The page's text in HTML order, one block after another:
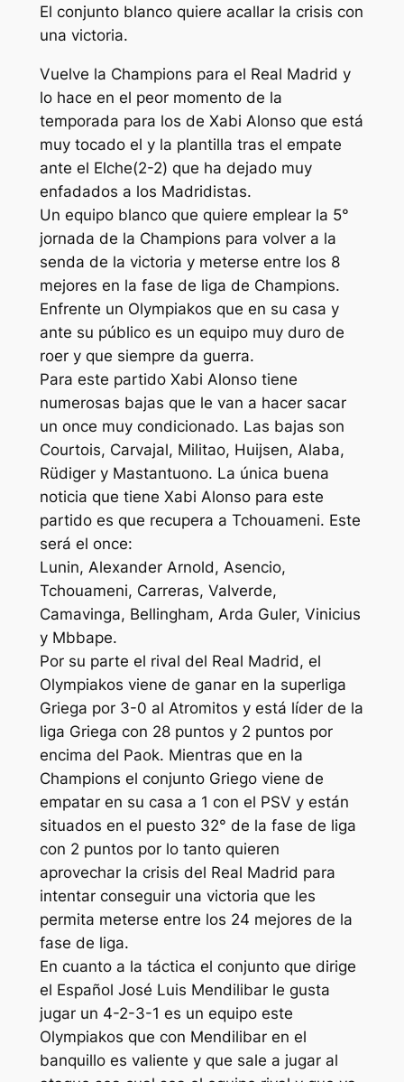
El conjunto blanco quiere acallar la crisis con
una victoria.
Vuelve la Champions para el Real Madrid y
lo hace en el peor momento de la
temporada para los de Xabi Alonso que está
muy tocado el y la plantilla tras el empate
ante el Elche(2-2) que ha dejado muy
enfadados a los Madridistas.
Un equipo blanco que quiere emplear la 5°
jornada de la Champions para volver a la
senda de la victoria y meterse entre los 8
mejores en la fase de liga de Champions.
Enfrente un Olympiakos que en su casa y
ante su público es un equipo muy duro de
roer y que siempre da guerra.
Para este partido Xabi Alonso tiene
numerosas bajas que le van a hacer sacar
un once muy condicionado. Las bajas son
Courtois, Carvajal, Militao, Huijsen, Alaba,
Rüdiger y Mastantuono. La única buena
noticia que tiene Xabi Alonso para este
partido es que recupera a Tchouameni. Este
será el once:
Lunin, Alexander Arnold, Asencio,
Tchouameni, Carreras, Valverde,
Camavinga, Bellingham, Arda Guler, Vinicius
y Mbbape.
Por su parte el rival del Real Madrid, el
Olympiakos viene de ganar en la superliga
Griega por 3-0 al Atromitos y está líder de la
liga Griega con 28 puntos y 2 puntos por
encima del Paok. Mientras que en la
Champions el conjunto Griego viene de
empatar en su casa a 1 con el PSV y están
situados en el puesto 32° de la fase de liga
con 2 puntos por lo tanto quieren
aprovechar la crisis del Real Madrid para
intentar conseguir una victoria que les
permita meterse entre los 24 mejores de la
fase de liga.
En cuanto a la táctica el conjunto que dirige
el Español José Luis Mendilibar le gusta
jugar un 4-2-3-1 es un equipo este
Olympiakos que con Mendilibar en el
banquillo es valiente y que sale a jugar al